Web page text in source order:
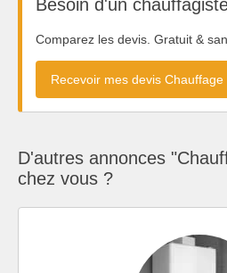
Besoin d'un
Comparez les devis. Gratuit &
Recevoir mes devis
D'autres annonces
chez vous ?